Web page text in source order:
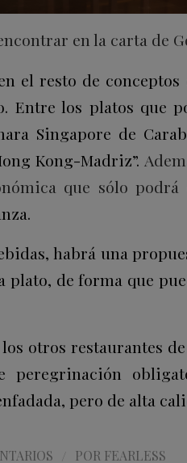
en la carta de
el resto de
Entre los platos que
Singapore de
Kong-Madriz”.
que sólo
habrá una
plato, de forma que
los otros restaurantes
peregrinación
pero de alta
POR FEARLESS